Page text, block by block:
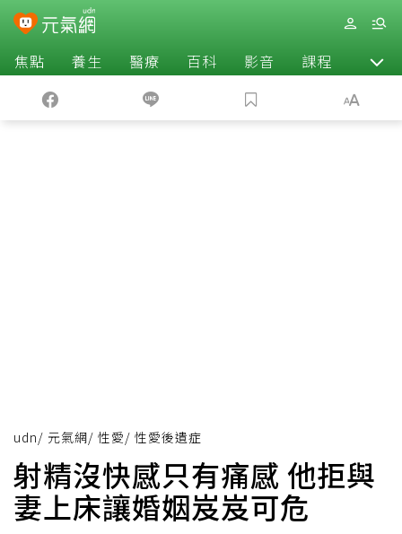
焦點 養生 醫療 百科 影音 課程 退休
udn/ 元氣網/ 性愛/ 性愛後遺症
射精沒快感只有痛感 他拒與
妻上床讓婚姻岌岌可危